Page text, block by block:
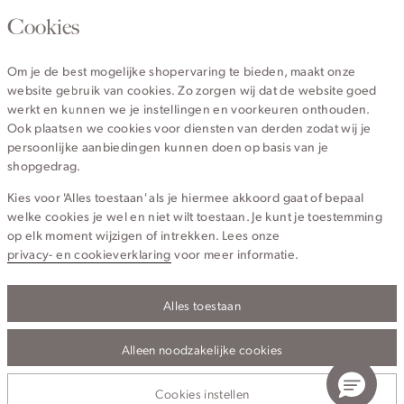
020 - 3412 670
Service
Wij zijn Cotton Club
Topcategorieën voor jou
Privacy- en cookieverklaringAlgemene Voorwaarden
Cookies
Om je de best mogelijke shopervaring te bieden, maakt onze
website gebruik van cookies. Zo zorgen wij dat de website goed
werkt en kunnen we je instellingen en voorkeuren onthouden.
Ook plaatsen we cookies voor diensten van derden zodat wij je
persoonlijke aanbiedingen kunnen doen op basis van je
shopgedrag.
Kies voor 'Alles toestaan' als je hiermee akkoord gaat of bepaal
welke cookies je wel en niet wilt toestaan. Je kunt je toestemming
op elk moment wijzigen of intrekken. Lees onze
privacy- en cookieverklaring voor meer informatie.
Alles toestaan
Alleen noodzakelijke cookies
Cookies instellen